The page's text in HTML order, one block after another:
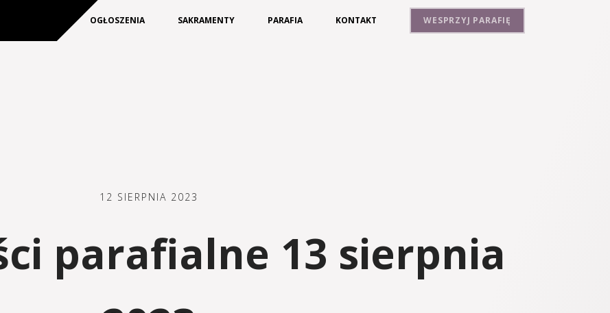
OGŁOSZENIA SAKRAMENTY PARAFIA KONTAKT WESPRZYJ PARAFIĘ
12 SIERPNIA 2023
parafialne 13 sierpnia